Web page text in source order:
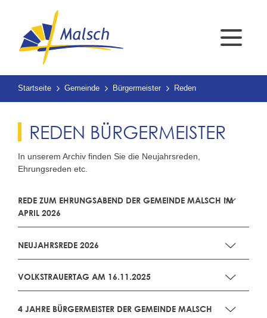
Startseite Gemeinde Bürgermeister Reden
REDEN BÜRGERMEISTER
In unserem Archiv finden Sie die Neujahrsreden,
Ehrungsreden etc.
REDE ZUM EHRUNGSABEND DER GEMEINDE MALSCH IM
APRIL 2026
NEUJAHRSREDE 2026
VOLKSTRAUERTAG AM 16.11.2025
4 JAHRE BÜRGERMEISTER DER GEMEINDE MALSCH